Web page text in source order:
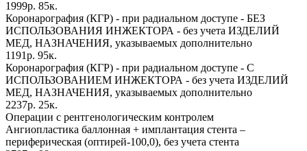
1999р. 85к.
Коронарография (КГР) - при радиальном доступе - БЕЗ
ИСПОЛЬЗОВАНИЯ ИНЖЕКТОРА - без учета ИЗДЕЛИЙ
МЕД, НАЗНАЧЕНИЯ, указываемых дополнительно
1191р. 95к.
Коронарография (КГР) - при радиальном доступе - С
ИСПОЛЬЗОВАНИЕМ ИНЖЕКТОРА - без учета ИЗДЕЛИЙ
МЕД, НАЗНАЧЕНИЯ, указываемых дополнительно
2237р. 25к.
Операции с рентгенологическим контролем
Ангиопластика баллонная + имплантация стента –
периферическая (оптирей-100,0), без учета стента